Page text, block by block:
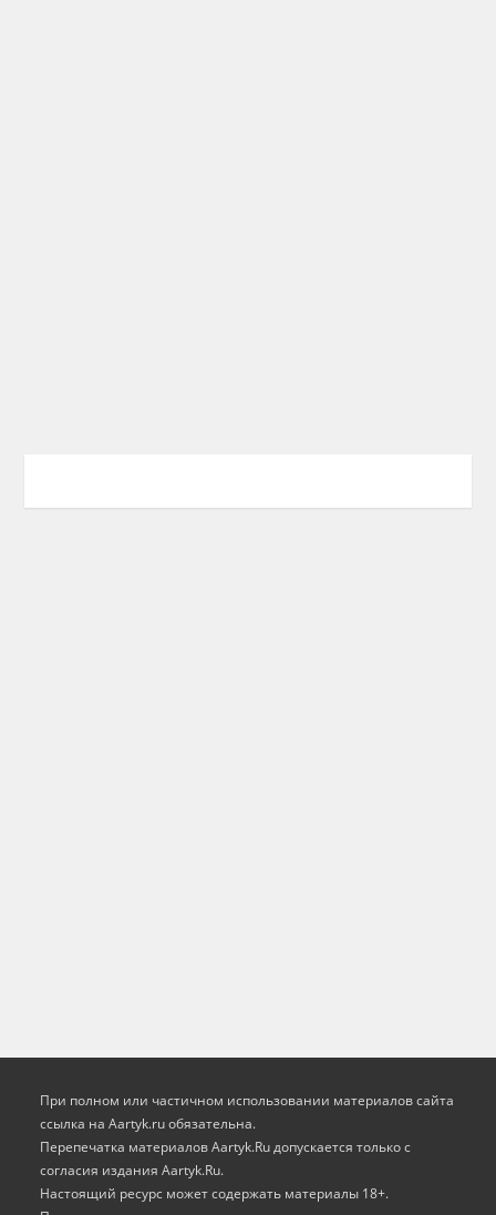
При полном или частичном использовании материалов сайта
ссылка на Aartyk.ru oбязательна.
Перепечатка материалов Aartyk.Ru допускается только с
согласия издания Aartyk.Ru.
Настоящий ресурс может содержать материалы 18+.